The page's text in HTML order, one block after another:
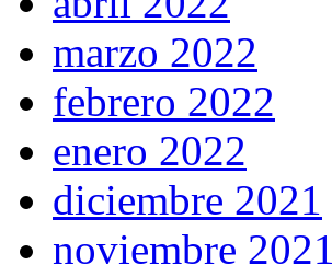
marzo 2022
febrero 2022
enero 2022
diciembre 2021
noviembre 2021